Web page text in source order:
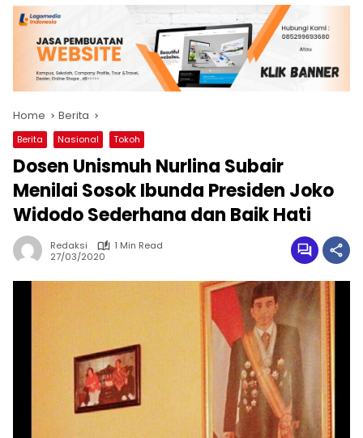
Home Berita
Berita Nasional Tokoh
Dosen Unismuh Nurlina Subair
Menilai Sosok Ibunda Presiden Joko
Widodo Sederhana dan Baik Hati
Redaksi
1 Min Read
27/03/2020